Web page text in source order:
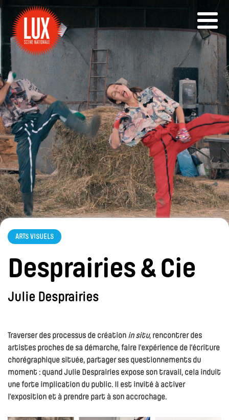
ARTS VISUELS
Desprairies & Cie
Julie Desprairies
Traverser des processus de création in situ, rencontrer des
artistes proches de sa démarche, faire l’expérience de l’écriture
chorégraphique située, partager ses questionnements du
moment : quand Julie Desprairies expose son travail, cela induit
une forte implication du public. Il est invité à activer
l’exposition et à prendre part à son accrochage.